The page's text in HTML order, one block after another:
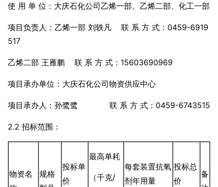
使 用 单 位：大庆石化公司乙烯一部、乙烯二部、化工一部
项目负责人：乙烯一部 刘轶凡 联 系 方 式：0459-6919
517
乙烯二部 王雁鹏 联 系 方 式：15603690969
项目承办单位：大庆石化公司物资供应中心
项目承办人：孙鹭鹭 联 系 方 式：0459-6743515
2.2 招标范围：
物资名
规格
投标单
价
最高单耗
（千克/
每套装置抗氧
剂年用量
投标总
价
备